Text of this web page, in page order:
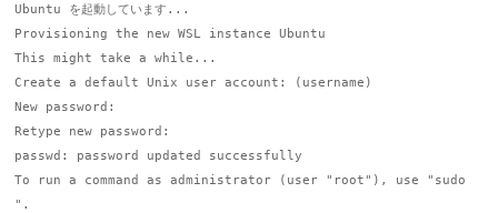
Ubuntu を起動しています...
Provisioning the new WSL instance Ubuntu
This might take a while...
Create a default Unix user account: (username)
New password:
Retype new password:
passwd: password updated successfully
To run a command as administrator (user "root"), use "sudo
".